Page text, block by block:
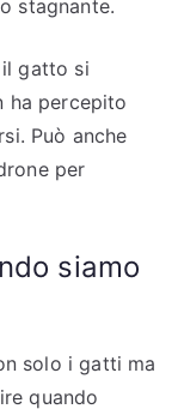
stagnante.
il gatto si
ha percepito
Può anche
per
siamo
solo i gatti ma
quando